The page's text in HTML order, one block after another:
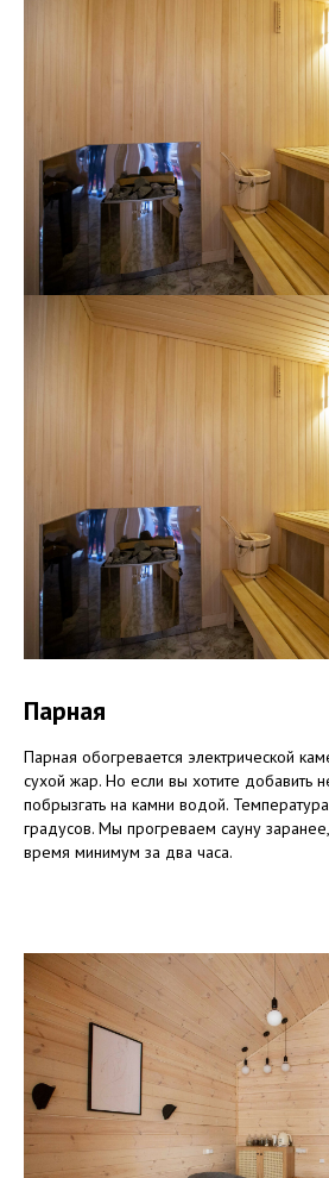
Парная
Парная обогревается электрической
сухой жар. Но если вы хотите добавить
побрызгать на камни водой.
градусов. Мы прогреваем сауну
время минимум за два часа.